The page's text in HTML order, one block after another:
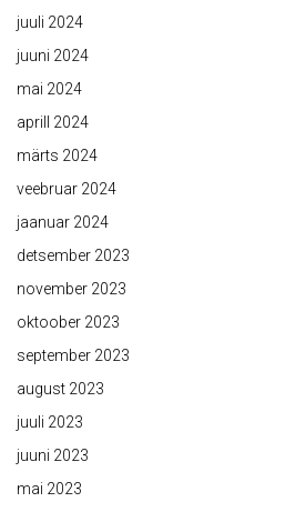
juuli 2024
juuni 2024
mai 2024
aprill 2024
märts 2024
veebruar 2024
jaanuar 2024
detsember 2023
november 2023
oktoober 2023
september 2023
august 2023
juuli 2023
juuni 2023
mai 2023